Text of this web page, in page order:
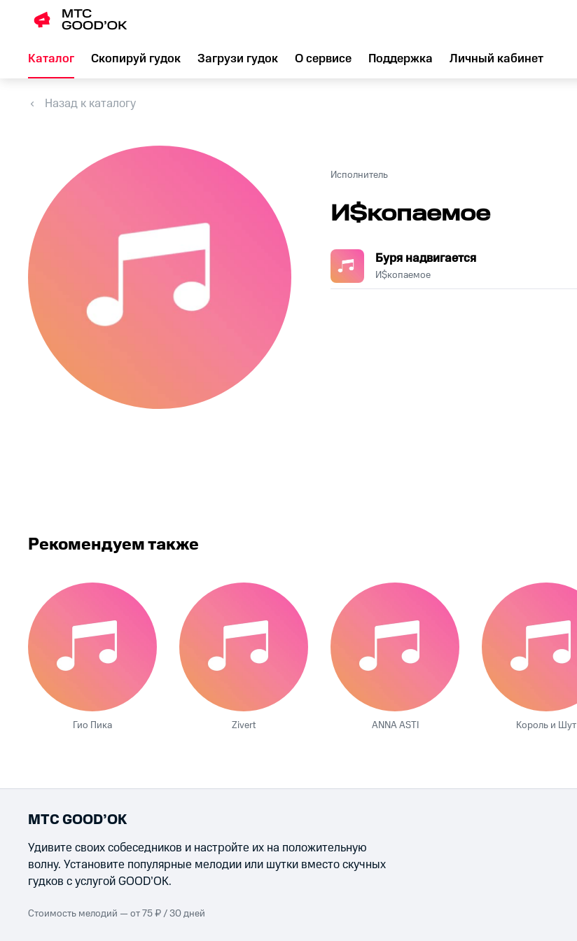
Каталог Скопируй гудок Загрузи гудок О сервисе Поддержка Личный кабинет
Назад к каталогу
Исполнитель
И$копаемое
Буря надвигается
И$копаемое
Рекомендуем также
Гио Пика Zivert ANNA ASTI Король и Шут
МТС GOOD’OK
Удивите своих собеседников и настройте их на положительную
волну. Установите популярные мелодии или шутки вместо скучных
гудков с услугой GOOD’OK.
Стоимость мелодий — от 75 ₽ / 30 дней